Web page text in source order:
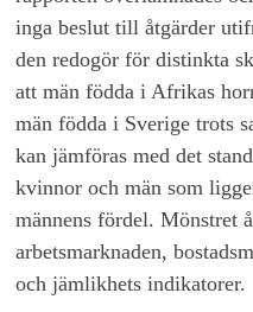
inga beslut till åtgärder
den redogör för distinkta
att män födda i Afrikas
män födda i Sverige trots
kan jämföras med det
kvinnor och män som
männens fördel. Mönstret
arbetsmarknaden,
och jämlikhets indikatorer.